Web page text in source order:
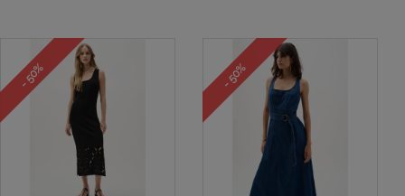
- 50% - 50%